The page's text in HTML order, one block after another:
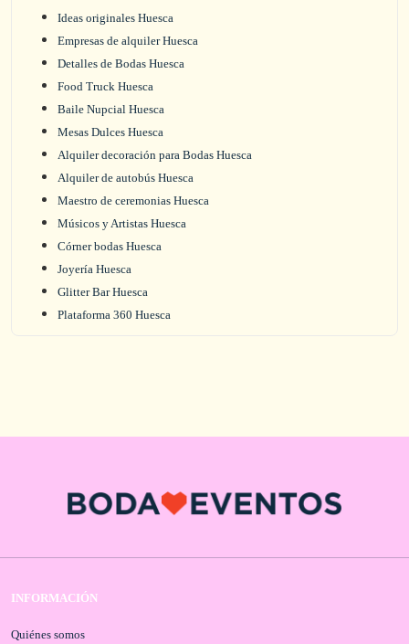
Ideas originales Huesca
Empresas de alquiler Huesca
Detalles de Bodas Huesca
Food Truck Huesca
Baile Nupcial Huesca
Mesas Dulces Huesca
Alquiler decoración para Bodas Huesca
Alquiler de autobús Huesca
Maestro de ceremonias Huesca
Músicos y Artistas Huesca
Córner bodas Huesca
Joyería Huesca
Glitter Bar Huesca
Plataforma 360 Huesca
INFORMACIÓN
Quiénes somos